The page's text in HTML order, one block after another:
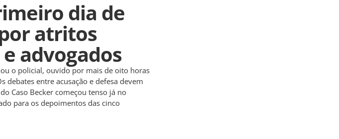
dia de
atritos
advogados
o policial, ouvido por mais de oito horas
debates entre acusação e defesa devem
Caso Becker começou tenso já no
para os depoimentos das cinco